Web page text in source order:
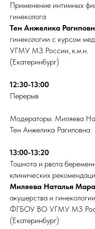
Применение интимных
гинеколога
Тен Анжелика
гинекологии с курсом
УГМУ МЗ России, к.м.н.
(Екатеринбург)
12:30-13:00
Перерыв
Модераторы: Миляева
Тен Анжелика Рагиповна
13:00-13:20
Тошнота и рвота
клинических
Миляева Наталья
акушерства и
ФГБОУ ВО УГМУ МЗ
(Екатеринбург)